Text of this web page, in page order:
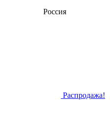
Россия
Распродажа!